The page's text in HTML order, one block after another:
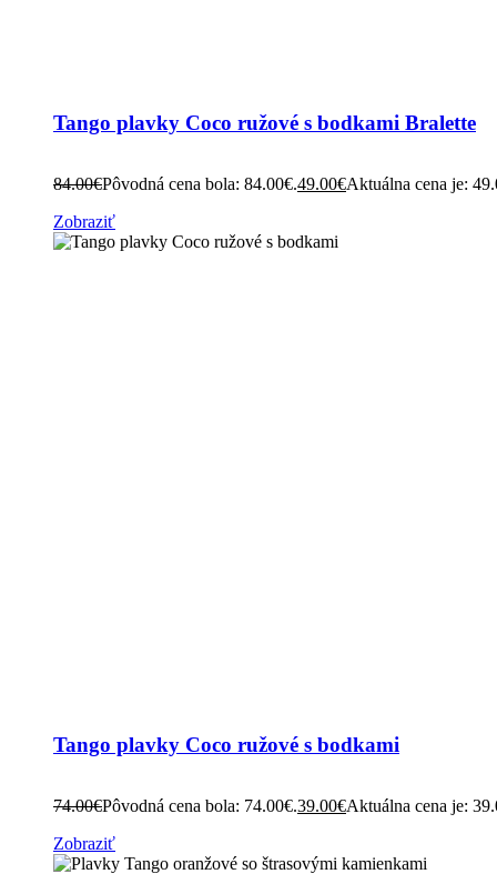
Tango plavky Coco ružové s bodkami Bralette
84.00€Pôvodná cena bola: 84.00€.49.00€Aktuálna cena je:
Zobraziť
Tango plavky Coco ružové s bodkami
74.00€Pôvodná cena bola: 74.00€.39.00€Aktuálna cena je:
Zobraziť